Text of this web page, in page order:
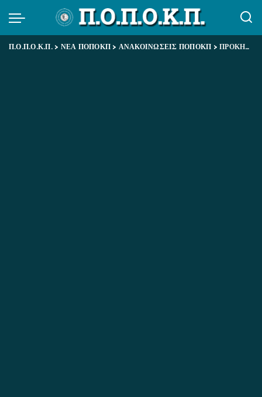
Π.Ο.Π.Ο.Κ.Π.> ΝΕΑ ΠΟΠΟΚΠ > ΑΝΑΚΟΙΝΩΣΕΙΣ ΠΟΠΟΚΠ >ΠΡΟΚΗΡΥΞΗ 36ΟΥ ΕΚΛΟΓΟΑΠΟΛΟΓΙΣΤΙΚΟΥ ΣΥΝΕΔΡΙΟΥ ΠΟΠΟΚΠ